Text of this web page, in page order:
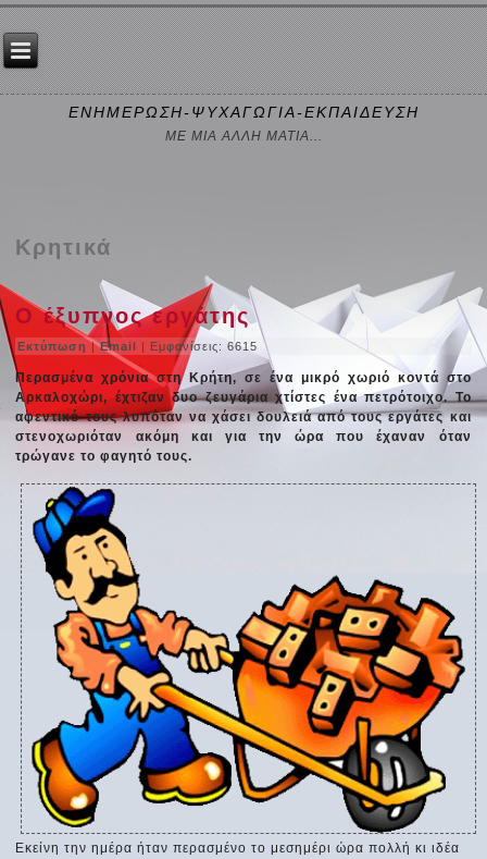
ΕΝΗΜΕΡΩΣΗ-ΨΥΧΑΓΩΓΙΑ-ΕΚΠΑΙΔΕΥΣΗ
ΜΕ ΜΙΑ ΑΛΛΗ ΜΑΤΙΑ...
Κρητικά
Ο έξυπνος εργάτης
Εκτύπωση|Email | Εμφανίσεις: 6615
Περασμένα χρόνια στη Κρήτη, σε ένα μικρό χωριό κοντά στο
Αρκαλοχώρι, έχτιζαν δυο ζευγάρια χτίστες ένα πετρότοιχο. Το
αφεντικό τους λυπόταν να χάσει δουλειά από τους εργάτες και
στενοχωριόταν ακόμη και για την ώρα που έχαναν όταν
τρώγανε το φαγητό τους.
Εκείνη την ημέρα ήταν περασμένο το μεσημέρι ώρα πολλή κι ιδέα